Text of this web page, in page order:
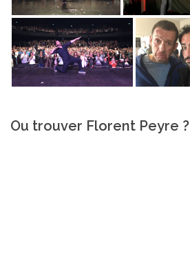
Ou trouver Florent Peyre ?